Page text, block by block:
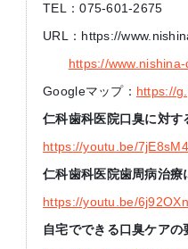
TEL：075-601-2675
URL：https://
https://
Googleマップ： https://
仁科歯科医院口臭に対す
https://youtu.be/
仁科歯科医院歯周病治療
https://youtu.be/
自宅でできる口臭ケアの